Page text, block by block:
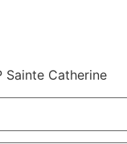
Sainte Catherine